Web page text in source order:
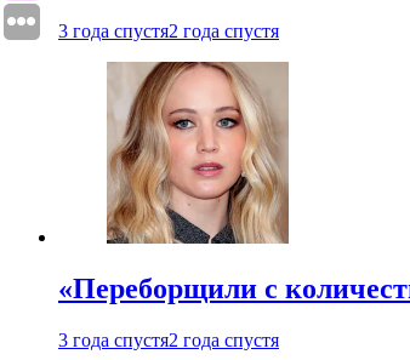
3 года спустя2 года спустя
«Переборщили с
3 года спустя2 года спустя